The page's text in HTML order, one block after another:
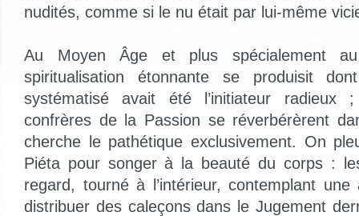
nudités, comme si le nu était par lui-même
Au Moyen Âge et plus spécialement
spiritualisation étonnante se produisit
systématisé avait été l’initiateur radieux
confrères de la Passion se réverbérèrent
cherche le pathétique exclusivement. On
Piéta pour songer à la beauté du corps :
regard, tourné à l’intérieur, contemplant
distribuer des caleçons dans le Jugement